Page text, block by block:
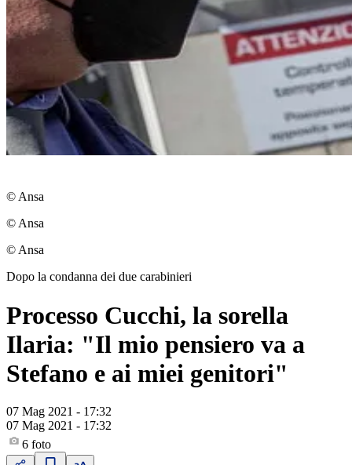
© Ansa
© Ansa
© Ansa
Dopo la condanna dei due carabinieri
Processo Cucchi, la sorella
Ilaria: "Il mio pensiero va a
Stefano e ai miei genitori"
07 Mag 2021 - 17:32
07 Mag 2021 - 17:32
6 foto